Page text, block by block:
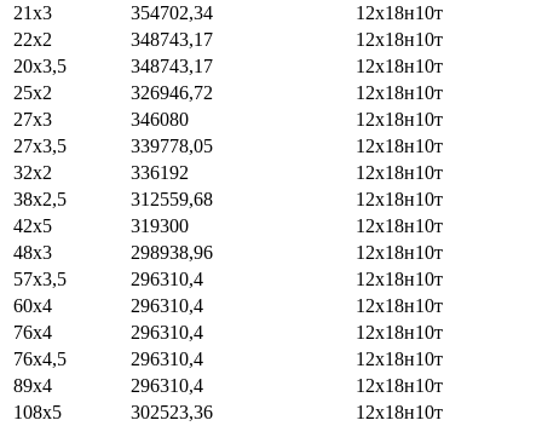
21х3
354702,34
12х18н10т
22х2
348743,17
12х18н10т
20х3,5
348743,17
12х18н10т
25х2
326946,72
12х18н10т
27х3
346080
12х18н10т
27х3,5
339778,05
12х18н10т
32х2
336192
12х18н10т
38х2,5
312559,68
12х18н10т
42х5
319300
12х18н10т
48х3
298938,96
12х18н10т
57х3,5
296310,4
12х18н10т
60х4
296310,4
12х18н10т
76х4
296310,4
12х18н10т
76х4,5
296310,4
12х18н10т
89х4
296310,4
12х18н10т
108х5
302523,36
12х18н10т